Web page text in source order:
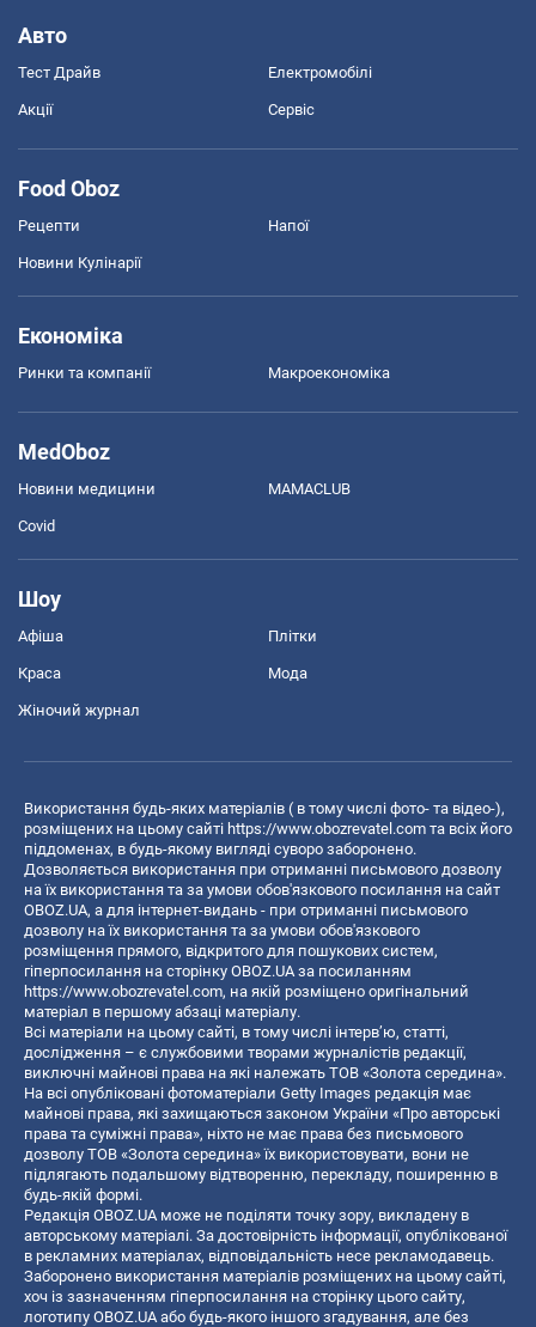
Авто
Тест Драйв Електромобілі
Акції Сервіс
Food Oboz
Рецепти Напої
Новини Кулінарії
Економіка
Ринки та компанії Макроекономіка
MedOboz
Новини медицини MAMACLUB
Covid
Шоу
Афіша Плітки
Краса Мода
Жіночий журнал
Використання будь-яких матеріалів ( в тому числі фото- та відео-),
розміщених на цьому сайті https://www.obozrevatel.com та всіх його
піддоменах, в будь-якому вигляді суворо заборонено.
Дозволяється використання при отриманні письмового дозволу
на їх використання та за умови обов'язкового посилання на сайт
OBOZ.UA, а для інтернет-видань - при отриманні письмового
дозволу на їх використання та за умови обов'язкового
розміщення прямого, відкритого для пошукових систем,
гіперпосилання на сторінку OBOZ.UA за посиланням
https://www.obozrevatel.com, на якій розміщено оригінальний
матеріал в першому абзаці матеріалу.
Всі матеріали на цьому сайті, в тому числі інтерв’ю, статті,
дослідження – є службовими творами журналістів редакції,
виключні майнові права на які належать ТОВ «Золота середина».
На всі опубліковані фотоматеріали Getty Images редакція має
майнові права, які захищаються законом України «Про авторські
права та суміжні права», ніхто не має права без письмового
дозволу ТОВ «Золота середина» їх використовувати, вони не
підлягають подальшому відтворенню, перекладу, поширенню в
будь-якій формі.
Редакція OBOZ.UA може не поділяти точку зору, викладену в
авторському матеріалі. За достовірність інформації, опублікованої
в рекламних матеріалах, відповідальність несе рекламодавець.
Заборонено використання матеріалів розміщених на цьому сайті,
хоч із зазначенням гіперпосилання на сторінку цього сайту,
логотипу OBOZ.UA або будь-якого іншого згадування, але без